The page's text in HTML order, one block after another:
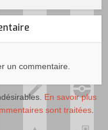
un commentaire.
En savoir plus
sont traitées